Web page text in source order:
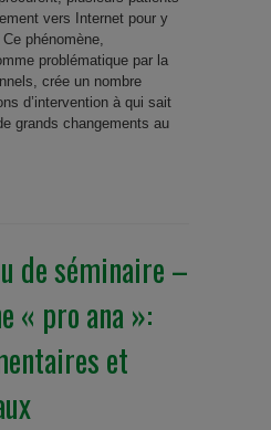
vers Internet pour y
phénomène,
problématique par la
crée un nombre
d’intervention à qui sait
grands changements au
de séminaire –
« pro ana »:
et